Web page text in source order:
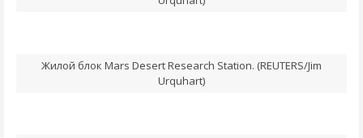
Жилой блок Mars Desert Research Station. (REUTERS/Jim
Urquhart)